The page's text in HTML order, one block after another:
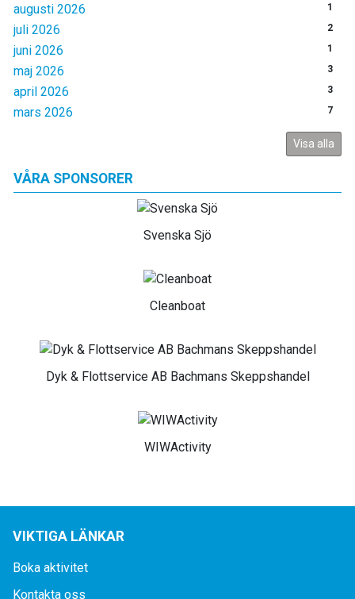
augusti 2026 1
juli 2026 2
juni 2026 1
maj 2026 3
april 2026 3
mars 2026 7
Visa alla
VÅRA SPONSORER
Svenska Sjö
Cleanboat
Dyk & Flottservice AB Bachmans Skeppshandel
WIWActivity
VIKTIGA LÄNKAR
Boka aktivitet
Kontakta oss